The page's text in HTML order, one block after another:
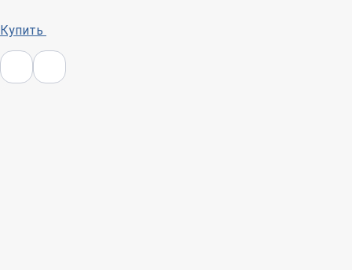
Купить